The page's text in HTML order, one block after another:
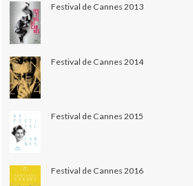
Festival de Cannes 2013
Festival de Cannes 2014
Festival de Cannes 2015
Festival de Cannes 2016